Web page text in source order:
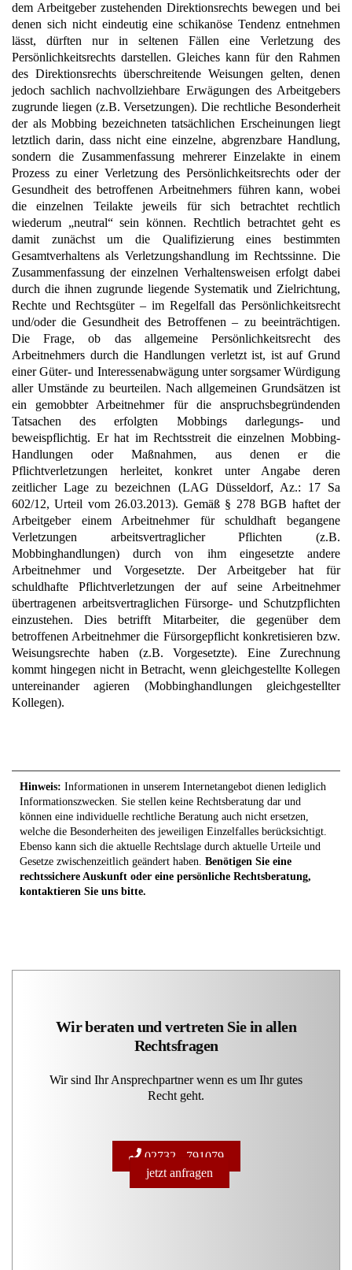
dem Arbeitgeber zustehenden Direktionsrechts bewegen und bei
denen sich nicht eindeutig eine schikanöse Tendenz entnehmen
lässt, dürften nur in seltenen Fällen eine Verletzung des
Persönlichkeitsrechts darstellen. Gleiches kann für den Rahmen
des Direktionsrechts überschreitende Weisungen gelten, denen
jedoch sachlich nachvollziehbare Erwägungen des Arbeitgebers
zugrunde liegen (z.B. Versetzungen). Die rechtliche Besonderheit
der als Mobbing bezeichneten tatsächlichen Erscheinungen liegt
letztlich darin, dass nicht eine einzelne, abgrenzbare Handlung,
sondern die Zusammenfassung mehrerer Einzelakte in einem
Prozess zu einer Verletzung des Persönlichkeitsrechts oder der
Gesundheit des betroffenen Arbeitnehmers führen kann, wobei
die einzelnen Teilakte jeweils für sich betrachtet rechtlich
wiederum „neutral“ sein können. Rechtlich betrachtet geht es
damit zunächst um die Qualifizierung eines bestimmten
Gesamtverhaltens als Verletzungshandlung im Rechtssinne. Die
Zusammenfassung der einzelnen Verhaltensweisen erfolgt dabei
durch die ihnen zugrunde liegende Systematik und Zielrichtung,
Rechte und Rechtsgüter – im Regelfall das Persönlichkeitsrecht
und/oder die Gesundheit des Betroffenen – zu beeinträchtigen.
Die Frage, ob das allgemeine Persönlichkeitsrecht des
Arbeitnehmers durch die Handlungen verletzt ist, ist auf Grund
einer Güter- und Interessenabwägung unter sorgsamer Würdigung
aller Umstände zu beurteilen. Nach allgemeinen Grundsätzen ist
ein gemobbter Arbeitnehmer für die anspruchsbegründenden
Tatsachen des erfolgten Mobbings darlegungs- und
beweispflichtig. Er hat im Rechtsstreit die einzelnen Mobbing-
Handlungen oder Maßnahmen, aus denen er die
Pflichtverletzungen herleitet, konkret unter Angabe deren
zeitlicher Lage zu bezeichnen (LAG Düsseldorf, Az.: 17 Sa
602/12, Urteil vom 26.03.2013). Gemäß § 278 BGB haftet der
Arbeitgeber einem Arbeitnehmer für schuldhaft begangene
Verletzungen arbeitsvertraglicher Pflichten (z.B.
Mobbinghandlungen) durch von ihm eingesetzte andere
Arbeitnehmer und Vorgesetzte. Der Arbeitgeber hat für
schuldhafte Pflichtverletzungen der auf seine Arbeitnehmer
übertragenen arbeitsvertraglichen Fürsorge- und Schutzpflichten
einzustehen. Dies betrifft Mitarbeiter, die gegenüber dem
betroffenen Arbeitnehmer die Fürsorgepflicht konkretisieren bzw.
Weisungsrechte haben (z.B. Vorgesetzte). Eine Zurechnung
kommt hingegen nicht in Betracht, wenn gleichgestellte Kollegen
untereinander agieren (Mobbinghandlungen gleichgestellter
Kollegen).
Hinweis: Informationen in unserem Internetangebot dienen lediglich
Informationszwecken. Sie stellen keine Rechtsberatung dar und
können eine individuelle rechtliche Beratung auch nicht ersetzen,
welche die Besonderheiten des jeweiligen Einzelfalles berücksichtigt.
Ebenso kann sich die aktuelle Rechtslage durch aktuelle Urteile und
Gesetze zwischenzeitlich geändert haben. Benötigen Sie eine
rechtssichere Auskunft oder eine persönliche Rechtsberatung,
kontaktieren Sie uns bitte.
Wir beraten und vertreten Sie in allen
Rechtsfragen
Wir sind Ihr Ansprechpartner wenn es um Ihr gutes
Recht geht.
02732 - 791079
jetzt anfragen